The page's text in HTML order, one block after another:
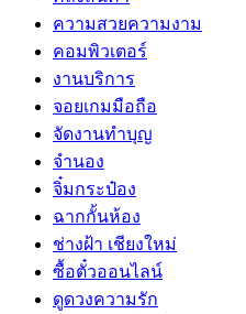
ความสวยความงาม
คอมพิวเตอร์
งานบริการ
จอยเกมมือถือ
จัดงานทำบุญ
จำนอง
จิ๋มกระป๋อง
ฉากกั้นห้อง
ช่างฝ้า เชียงใหม่
ซื้อตั๋วออนไลน์
ดูดวงความรัก